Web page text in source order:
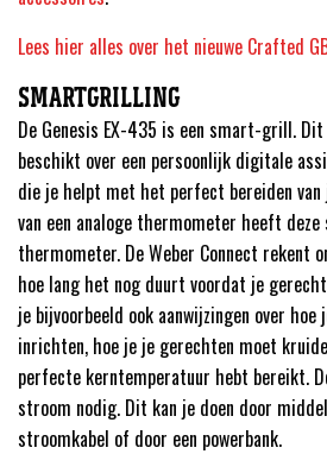
Lees hier alles over het nieuwe Crafted
SMARTGRILLING
De Genesis EX-435 is een smart-grill.
beschikt over een persoonlijk digitale
die je helpt met het perfect bereiden van
van een analoge thermometer heeft
thermometer. De Weber Connect rekent
hoe lang het nog duurt voordat je
je bijvoorbeeld ook aanwijzingen over hoe
inrichten, hoe je je gerechten moet
perfecte kerntemperatuur hebt bereikt.
stroom nodig. Dit kan je doen door
stroomkabel of door een powerbank.